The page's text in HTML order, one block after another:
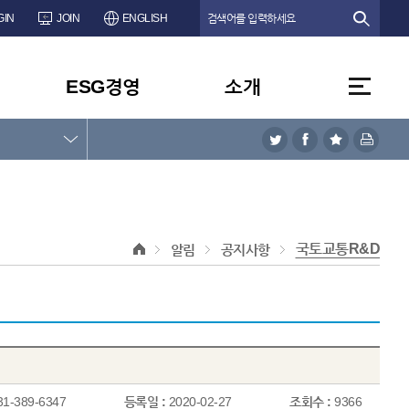
JOIN ENGLISH
ESG경영 소개
알림 공지사항 국토교통R&D
389-6347 등록일 : 2020-02-27 조회수 : 9366